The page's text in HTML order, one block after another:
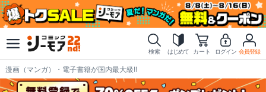
検索 はじめて カート ログイン 会員登録
漫画（マンガ）・電子書籍が国内最大級!!